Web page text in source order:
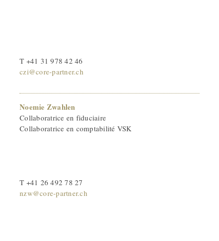
T +41 31 978 42 46
czi@core-partner.ch
Noemie Zwahlen
Collaboratrice en fiduciaire
Collaboratrice en comptabilité VSK
T +41 26 492 78 27
nzw@core-partner.ch